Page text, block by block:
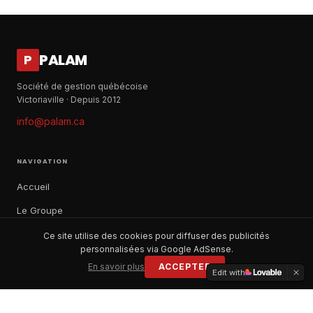
P PALAM
Société de gestion québécoise
Victoriaville · Depuis 2012
info@palam.ca
NAVIGATION
Accueil
Le Groupe
Notre histoire
Ce site utilise des cookies pour diffuser des publicités
personnalisées via Google AdSense.
En savoir plus
ACCEPTER
Edit with